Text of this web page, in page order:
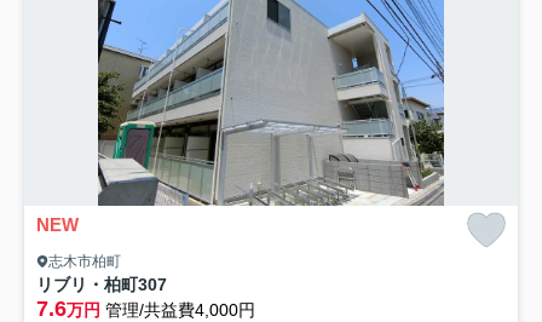
NEW
志木市柏町
リブリ・柏町307
7.6万円 管理/共益費4,000円